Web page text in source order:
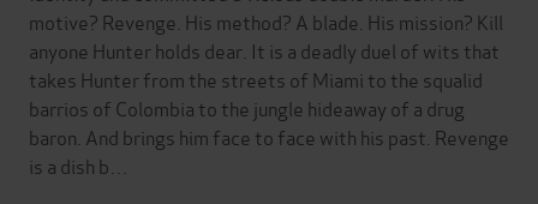
motive? Revenge. His method? A blade. His mission? Kill
anyone Hunter holds dear. It is a deadly duel of wits that
takes Hunter from the streets of Miami to the squalid
barrios of Colombia to the jungle hideaway of a drug
baron. And brings him face to face with his past. Revenge
is a dish b…